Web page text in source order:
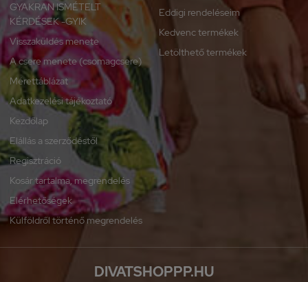
GYAKRAN ISMÉTELT
KÉRDÉSEK -GYIK
Visszaküldés menete
A csere menete (csomagcsere)
Mérettáblázat
Adatkezelési tájékoztató
Kezdőlap
Elállás a szerződéstől
Regisztráció
Kosár tartalma, megrendelés
Elérhetőségek
Külföldről történő megrendelés
Eddigi rendeléseim
Kedvenc termékek
Letölthető termékek
DIVATSHOPPP.HU